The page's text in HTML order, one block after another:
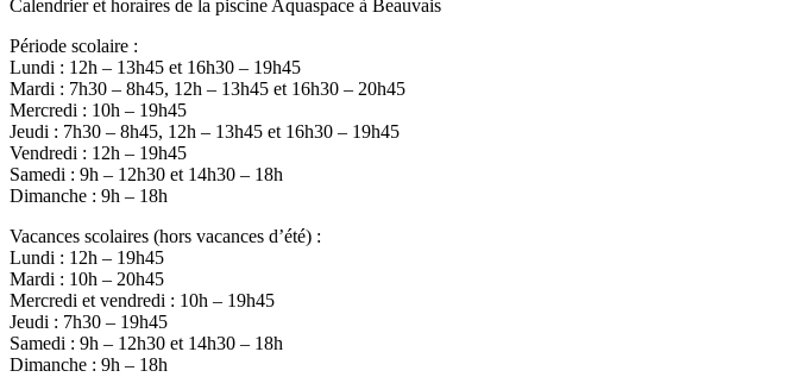
Calendrier et horaires de la piscine Aquaspace à Beauvais
Période scolaire :
Lundi : 12h – 13h45 et 16h30 – 19h45
Mardi : 7h30 – 8h45, 12h – 13h45 et 16h30 – 20h45
Mercredi : 10h – 19h45
Jeudi : 7h30 – 8h45, 12h – 13h45 et 16h30 – 19h45
Vendredi : 12h – 19h45
Samedi : 9h – 12h30 et 14h30 – 18h
Dimanche : 9h – 18h
Vacances scolaires (hors vacances d’été) :
Lundi : 12h – 19h45
Mardi : 10h – 20h45
Mercredi et vendredi : 10h – 19h45
Jeudi : 7h30 – 19h45
Samedi : 9h – 12h30 et 14h30 – 18h
Dimanche : 9h – 18h